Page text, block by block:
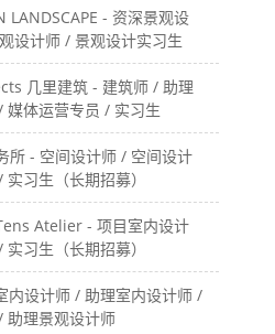
LANDSCAPE - 资深景观设
设计师 / 景观设计实习生
几里建筑 - 建筑师 / 助理
媒体运营专员 / 实习生
所 - 空间设计师 / 空间设计
习生（长期招募）
Atelier - 项目室内设计
习生（长期招募）
内设计师 / 助理室内设计师 /
助理景观设计师